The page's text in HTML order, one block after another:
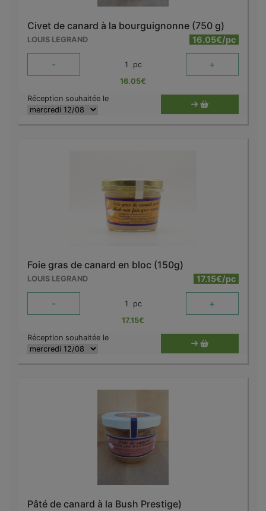
Civet de canard à la bourguignonne (750 g)
LOUIS LEGRAND 16.05€/pc
- 1 pc +
16.05€
Réception souhaitée le
Foie gras de canard en bloc (150g)
LOUIS LEGRAND 17.15€/pc
- 1 pc +
17.15€
Réception souhaitée le
Pâté de canard à la Bush Prestige)